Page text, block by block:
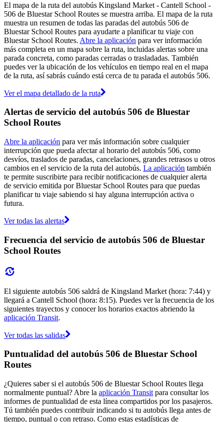
El mapa de la ruta del autobús Kingsland Market - Cantell School -
506 de Bluestar School Routes se muestra arriba. El mapa de la ruta
muestra un resumen de todas las paradas del autobús 506 de
Bluestar School Routes para ayudarte a planificar tu viaje con
Bluestar School Routes. Abre la aplicación para ver información
más completa en un mapa sobre la ruta, incluidas alertas sobre una
parada concreta, como paradas cerradas o trasladadas. También
puedes ver la ubicación de los vehículos en tiempo real en el mapa
de la ruta, así sabrás cuándo está cerca de tu parada el autobús 506.
Ver el mapa detallado de la ruta
Alertas de servicio del autobús 506 de Bluestar
School Routes
Abre la aplicación para ver más información sobre cualquier
interrupción que pueda afectar al horario del autobús 506, como
desvíos, traslados de paradas, cancelaciones, grandes retrasos u otros
cambios en el servicio de la ruta del autobús. La aplicación también
te permite suscribirte para recibir notificaciones de cualquier alerta
de servicio emitida por Bluestar School Routes para que puedas
planificar tu viaje sabiendo si hay alguna interrupción activa o
futura.
Ver todas las alertas
Frecuencia del servicio de autobús 506 de Bluestar
School Routes
El siguiente autobús 506 saldrá de Kingsland Market (hora: 7:44) y
llegará a Cantell School (hora: 8:15). Puedes ver la frecuencia de los
siguientes trayectos y conocer los horarios exactos abriendo la
aplicación Transit.
Ver todas las salidas
Puntualidad del autobús 506 de Bluestar School
Routes
¿Quieres saber si el autobús 506 de Bluestar School Routes llega
normalmente puntual? Abre la aplicación Transit para consultar los
informes de puntualidad de esta línea compartidos por los pasajeros.
Tú también puedes contribuir indicando si tu autobús llega antes de
tiempo, puntual o con retraso. Como estas estadísticas de